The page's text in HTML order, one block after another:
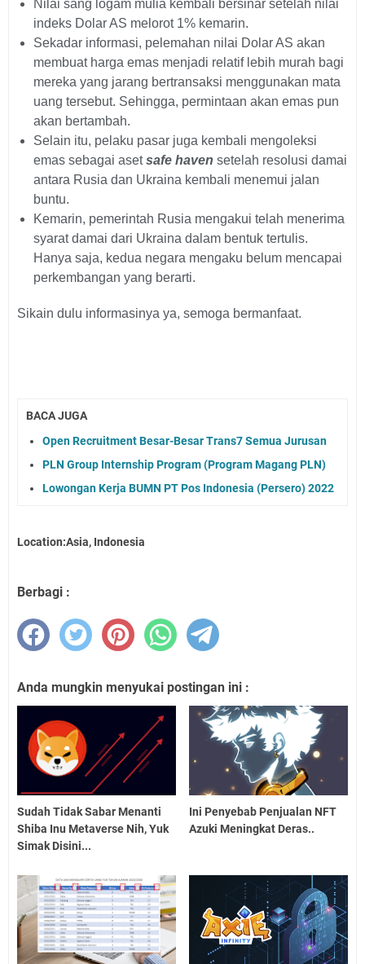
Nilai sang logam mulia kembali bersinar setelah nilai
indeks Dolar AS melorot 1% kemarin.
Sekadar informasi, pelemahan nilai Dolar AS akan
membuat harga emas menjadi relatif lebih murah bagi
mereka yang jarang bertransaksi menggunakan mata
uang tersebut. Sehingga, permintaan akan emas pun
akan bertambah.
Selain itu, pelaku pasar juga kembali mengoleksi
emas sebagai asetsafe haven setelah resolusi damai
antara Rusia dan Ukraina kembali menemui jalan
buntu.
Kemarin, pemerintah Rusia mengakui telah menerima
syarat damai dari Ukraina dalam bentuk tertulis.
Hanya saja, kedua negara mengaku belum mencapai
perkembangan yang berarti.
Sikain dulu informasinya ya, semoga bermanfaat.
BACA JUGA
Open Recruitment Besar-Besar Trans7 Semua Jurusan
PLN Group Internship Program (Program Magang PLN)
Lowongan Kerja BUMN PT Pos Indonesia (Persero) 2022
Location:Asia, Indonesia
Berbagi :
Anda mungkin menyukai postingan ini :
Sudah Tidak Sabar Menanti
Shiba Inu Metaverse Nih, Yuk
Simak Disini...
Ini Penyebab Penjualan NFT
Azuki Meningkat Deras..